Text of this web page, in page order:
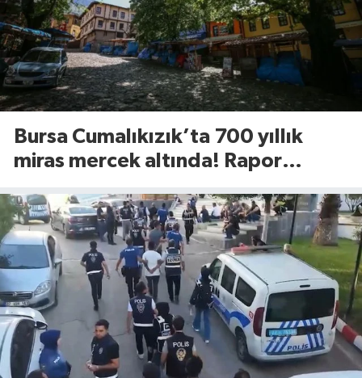
Bursa Cumalıkızık’ta 700 yıllık
miras mercek altında! Rapor